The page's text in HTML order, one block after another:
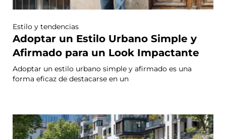
Estilo y tendencias
Adoptar un Estilo Urbano Simple y
Afirmado para un Look Impactante
Adoptar un estilo urbano simple y afirmado es una
forma eficaz de destacarse en un